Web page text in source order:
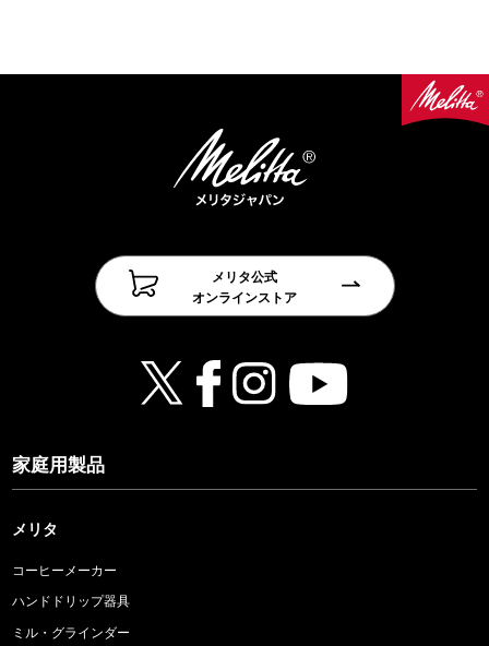
メリタ公式
オンラインストア
家庭用製品
メリタ
コーヒーメーカー
ハンドドリップ器具
ミル・グラインダー